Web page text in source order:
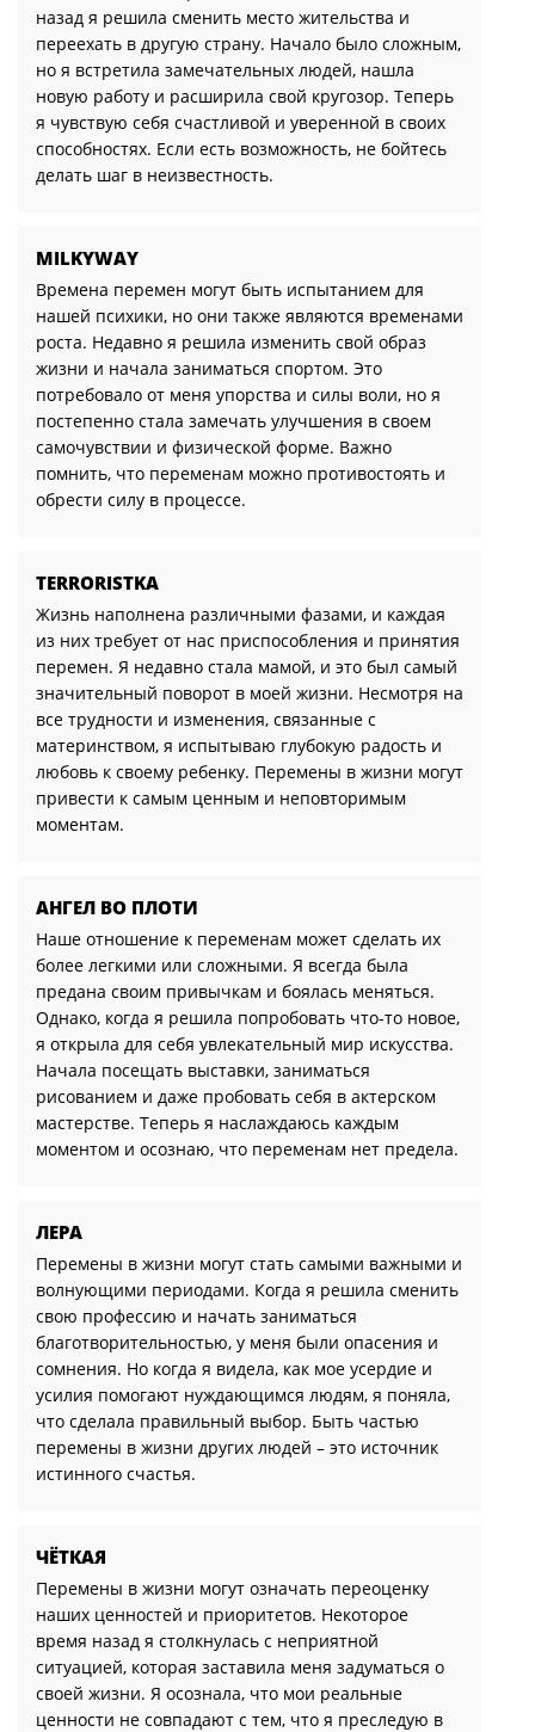
назад я решила сменить место жительства и
переехать в другую страну. Начало было сложным,
но я встретила замечательных людей, нашла
новую работу и расширила свой кругозор. Теперь
я чувствую себя счастливой и уверенной в своих
способностях. Если есть возможность, не бойтесь
делать шаг в неизвестность.
MILKYWAY
Времена перемен могут быть испытанием для
нашей психики, но они также являются временами
роста. Недавно я решила изменить свой образ
жизни и начала заниматься спортом. Это
потребовало от меня упорства и силы воли, но я
постепенно стала замечать улучшения в своем
самочувствии и физической форме. Важно
помнить, что переменам можно противостоять и
обрести силу в процессе.
TERRORISTKA
Жизнь наполнена различными фазами, и каждая
из них требует от нас приспособления и принятия
перемен. Я недавно стала мамой, и это был самый
значительный поворот в моей жизни. Несмотря на
все трудности и изменения, связанные с
материнством, я испытываю глубокую радость и
любовь к своему ребенку. Перемены в жизни могут
привести к самым ценным и неповторимым
моментам.
АНГЕЛ ВО ПЛОТИ
Наше отношение к переменам может сделать их
более легкими или сложными. Я всегда была
предана своим привычкам и боялась меняться.
Однако, когда я решила попробовать что-то новое,
я открыла для себя увлекательный мир искусства.
Начала посещать выставки, заниматься
рисованием и даже пробовать себя в актерском
мастерстве. Теперь я наслаждаюсь каждым
моментом и осознаю, что переменам нет предела.
ЛЕРА
Перемены в жизни могут стать самыми важными и
волнующими периодами. Когда я решила сменить
свою профессию и начать заниматься
благотворительностью, у меня были опасения и
сомнения. Но когда я видела, как мое усердие и
усилия помогают нуждающимся людям, я поняла,
что сделала правильный выбор. Быть частью
перемены в жизни других людей – это источник
истинного счастья.
ЧЁТКАЯ
Перемены в жизни могут означать переоценку
наших ценностей и приоритетов. Некоторое
время назад я столкнулась с неприятной
ситуацией, которая заставила меня задуматься о
своей жизни. Я осознала, что мои реальные
ценности не совпадают с тем, что я преследую в